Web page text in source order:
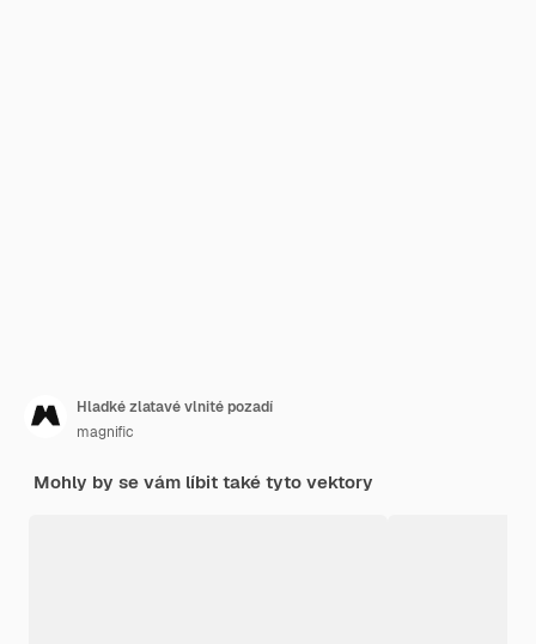
Hladké zlatavé vlnité pozadí
magnific
Mohly by se vám líbit také tyto vektory